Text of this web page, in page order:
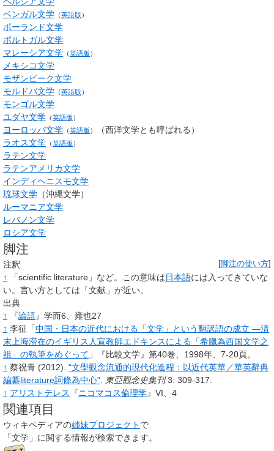
ベンガル文学 （英語版 ）
ポーランド文学
ポルトガル文学
マレーシア文学 （英語版 ）
メキシコ文学
モザンビーク文学
モルドバ文学 （英語版 ）
モンゴル文学
ユダヤ文学 （英語版 ）
ヨーロッパ文学 （英語版 ） （西洋文学とも呼ばれる）
ラオス文学 （英語版 ）
ラテン文学
ラテンアメリカ文学
インディヘニスモ文学
琉球文学 （沖縄文学）
ルーマニア文学
レバノン文学
ロシア文学
脚注
[脚注の使い方]
注釈
↑
「scientific literature」など。この意味は日本語には入ってきていな
い。言い方としては「文献」が近い。
出典
↑
『論語』学而6、雍也27
↑ 李征「中国・日本の近代における「文学」という翻訳語の成立 ―清
末上海滞在のイギリス人宣教師エドキンスによる「希臘為西国文学之
祖」の執筆をめぐって 」『比較文学』第40巻、1998年、7-20頁。
↑ 蔡祝青 (2012). “文學觀念流通的現代化進程：以近代英華／華英辭典
編纂literature詞條為中心”
東亞觀念史集刊 3: 309-317
↑ アリストテレス 『ニコマコス倫理学』VI、4
関連項目
ウィキペディアの姉妹プロジェクト で
「文学 」に関する情報が検索できます。